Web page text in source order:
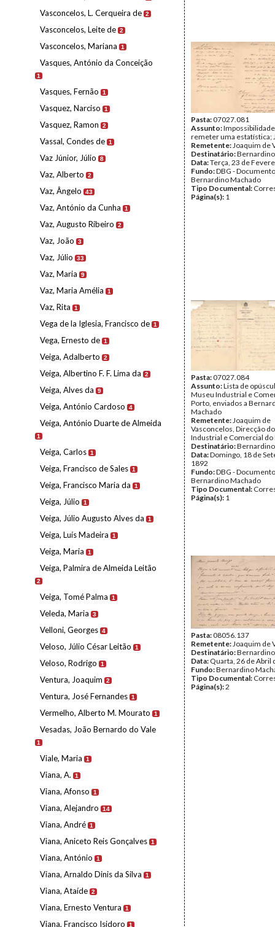
Vasconcelos, L. Cerqueira de 2
Vasconcelos, Leite de 2
Vasconcelos, Mariana 1
Vasques, António da Conceição
1
Vasques, Fernão 1
Vasquez, Narciso 1
Vasquez, Ramon 2
Vassal, Condes de 1
Vaz Júnior, Júlio 8
Vaz, Alberto 2
Vaz, Ângelo 43
Vaz, António da Cunha 1
Vaz, Augusto Ribeiro 2
Vaz, João 3
Vaz, Júlio 33
Vaz, Maria 9
Vaz, Maria Amélia 1
Vaz, Rita 1
Vega de la Iglesia, Francisco de 1
Vega, Ernesto de 1
Veiga, Adalberto 2
Veiga, Albertino F. F. Lima da 2
Veiga, Alves da 9
Veiga, António Cardoso 4
Veiga, António Duarte de Almeida
1
Veiga, Carlos 1
Veiga, Francisco de Sales 1
Veiga, Francisco Maria da 1
Veiga, Júlio 1
Veiga, Júlio Augusto Alves da 1
Veiga, Luís Madeira 1
Veiga, Maria 1
Veiga, Palmira de Almeida Leitão
2
Veiga, Tomé Palma 1
Veleda, Maria 3
Velloni, Georges 4
Veloso, Júlio César Leitão 1
Veloso, Rodrigo 1
Ventura, Joaquim 2
Ventura, José Fernandes 1
Vermelho, Alberto M. Mourato 1
Vesadas, João Bernardo do Vale
1
Viale, Maria 1
Viana, A. 1
Viana, Afonso 1
Viana, Alejandro 14
Viana, André 1
Viana, Aniceto Reis Gonçalves 1
Viana, António 1
Viana, Arnaldo Dinis da Silva 1
Viana, Ataíde 2
Viana, Ernesto Ventura 1
Viana, Francisco Isidoro 1
Pasta:07027.081
Assunto:
remeter uma estatística;
Remetente:Joaquim de
Destinatário:
Data:Terça, 23 de
Fundo:DBG -
Bernardino Machado
Tipo Documental:
Página(s): 1
Pasta:07027.084
Assunto:Lista de
Museu Industrial e
Porto, enviados a
Machado
Remetente:Joaquim de
Vasconcelos, Direcção
Industrial e Comercial do
Destinatário:
Data:Domingo, 18 de
1892
Fundo:DBG -
Bernardino Machado
Tipo Documental:
Página(s): 1
Pasta:08056.137
Remetente:Joaquim de
Destinatário:
Data: Quarta, 26 de Abril
Fundo:Bernardino
Tipo Documental:
Página(s):2